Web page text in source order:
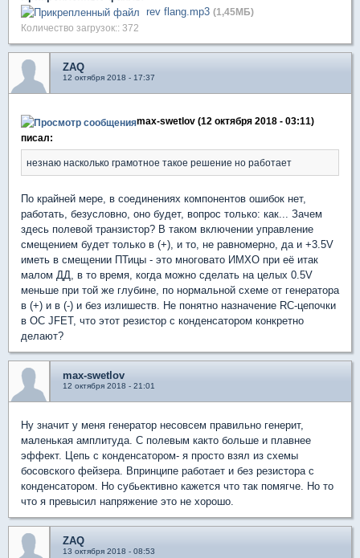
rev flang.mp3 (1,45МБ)
Количество загрузок:: 372
ZAQ
12 октября 2018 - 17:37
max-swetlov (12 октября 2018 - 03:11)
писал:
незнаю насколько грамотное такое решение но работает
По крайней мере, в соединениях компонентов ошибок нет,
работать, безусловно, оно будет, вопрос только: как... Зачем
здесь полевой транзистор? В таком включении управление
смещением будет только в (+), и то, не равномерно, да и +3.5V
иметь в смещении ПТицы - это многовато ИМХО при её итак
малом ДД, в то время, когда можно сделать на целых 0.5V
меньше при той же глубине, по нормальной схеме от генератора
в (+) и в (-) и без излишеств. Не понятно назначение RC-цепочки
в ОС JFET, что этот резистор с конденсатором конкретно
делают?
max-swetlov
12 октября 2018 - 21:01
Ну значит у меня генератор несовсем правильно генерит,
маленькая амплитуда. С полевым както больше и плавнее
эффект. Цепь с конденсатором- я просто взял из схемы
босовского фейзера. Впринципе работает и без резистора с
конденсатором. Но субьективно кажется что так помягче. Но то
что я превысил напряжение это не хорошо.
ZAQ
13 октября 2018 - 08:53